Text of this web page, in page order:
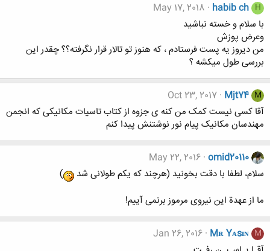
H
habib ch
May 17, 2018
با سلام و خسته نباشید
وعرض پوزش
من دیروز یه پست فرستادم ، که هنوز تو تالار قرار نگرفته؟؟ چقدر این
بررسی طول میکشه ؟
M
Mjt74
Oct 23, 2017
آقا کسی نیست کمک من کنه ی جزوه از کتاب تاسیات مکانیکی که انجمن
مهندسان مکانیک پیام نور نوشتنش پیدا کنم
omid20110
May 22, 2016
سلام، لطفا با دقت بخونید (هرچند که یکم طولانی شد
)
ما از عهدة این نیروی مرموز برنمی آییم!
M
Mʀ Yᴀsɪɴ
Jan 26, 2016